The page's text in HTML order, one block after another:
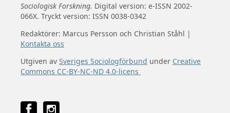
Sociologisk Forskning. Digital version: e-ISSN 2002-
066X. Tryckt version: ISSN 0038-0342
Redaktörer: Marcus Persson och Christian Ståhl |
Kontakta oss
Utgiven av Sveriges Sociologförbund under Creative
Commons CC-BY-NC-ND 4.0-licens